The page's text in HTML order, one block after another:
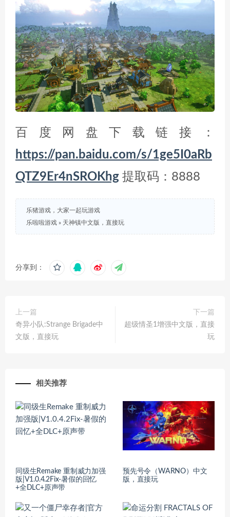
百度网盘下载链接：
https://pan.baidu.com/s/1ge5I0aRb
QTZ9Er4nSROKhg 提取码：8888
乐猪游戏，大家一起玩游戏
乐啦啦游戏 » 天神镇中文版，直接玩
分享到：
上一篇
奇异小队:Strange Brigade中
文版，直接玩
下一篇
超级情圣1增强中文版，直接
玩
相关推荐
同级生Remake 重制威力加强
版|V1.0.4.2Fix-暑假的回忆
+全DLC+原声带
预先号令（WARNO）中文
版，直接玩